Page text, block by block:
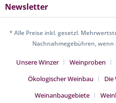
Newsletter
* Alle Preise inkl. gesetzl.
Nachnahmegebühren,
Unsere Winzer Weinproben
Ökologischer Weinbau
Die
Weinanbaugebiete